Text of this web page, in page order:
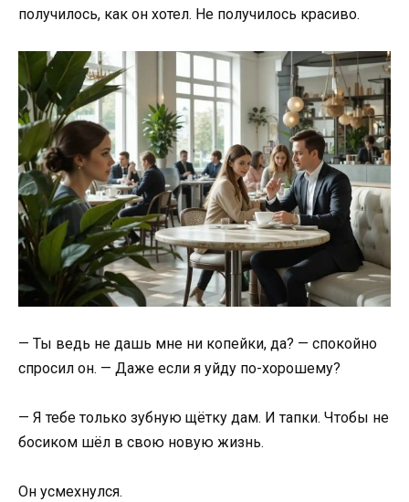
получилось, как он хотел. Не получилось красиво.
— Ты ведь не дашь мне ни копейки, да? — спокойно
спросил он. — Даже если я уйду по-хорошему?
— Я тебе только зубную щётку дам. И тапки. Чтобы не
босиком шёл в свою новую жизнь.
Он усмехнулся.